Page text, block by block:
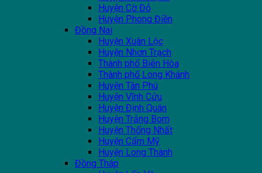
Huyện Cờ Đỏ
Huyện Phong Điền
Đồng Nai
Huyện Xuân Lộc
Huyện Nhơn Trạch
Thành phố Biên Hòa
Thành phố Long Khánh
Huyện Tân Phú
Huyện Vĩnh Cửu
Huyện Định Quán
Huyện Trảng Bom
Huyện Thống Nhất
Huyện Cẩm Mỹ
Huyện Long Thành
Đồng Tháp